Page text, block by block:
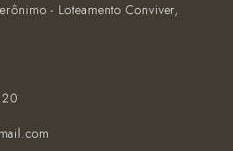
- Loteamento Conviver,